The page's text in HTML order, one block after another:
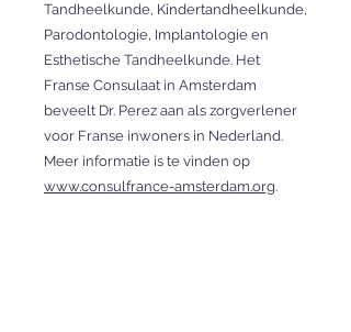
Tandheelkunde, Kindertandheelkunde,
Parodontologie, Implantologie en
Esthetische Tandheelkunde. Het
Franse Consulaat in Amsterdam
beveelt Dr. Perez aan als zorgverlener
voor Franse inwoners in Nederland.
Meer informatie is te vinden op
www.consulfrance-amsterdam.org.